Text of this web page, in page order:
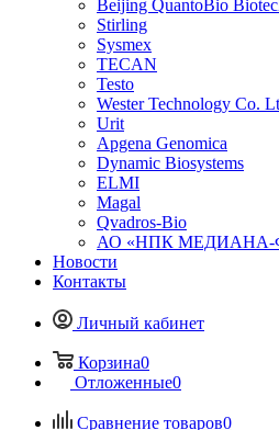
Beijing QuantoBio
Stirling
Sysmex
TECAN
Testo
Wester Technology Co.
Urit
Apgena Genomica
Dynamic Biosystems
ELMI
Magal
Qvadros-Bio
АО «НПК МЕДИАНА-
Новости
Контакты
Личный кабинет
Корзина0
Отложенные0
Сравнение товаров0